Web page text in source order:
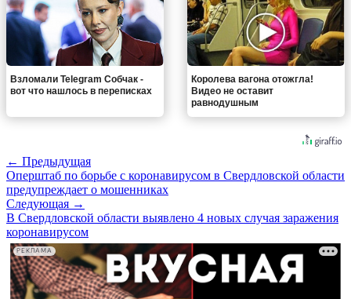
Взломали Telegram Собчак -
вот что нашлось в переписках
Королева вагона отожгла!
Видео не оставит
равнодушным
← Предыдущая
Оперштаб по борьбе с коронавирусом в Свердловской области
предупреждает о мошенниках
Следующая →
В Свердловской области выявлено 4 новых случая заражения
коронавирусом
РЕКЛАМА